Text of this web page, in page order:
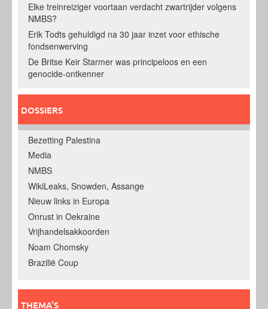
Elke treinreiziger voortaan verdacht zwartrijder volgens
NMBS?
Erik Todts gehuldigd na 30 jaar inzet voor ethische
fondsenwerving
De Britse Keir Starmer was principeloos en een
genocide-ontkenner
DOSSIERS
Bezetting Palestina
Media
NMBS
WikiLeaks, Snowden, Assange
Nieuw links in Europa
Onrust in Oekraine
Vrijhandelsakkoorden
Noam Chomsky
Brazilië Coup
THEMA’S